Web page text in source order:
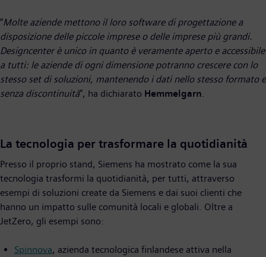
“Molte aziende mettono il loro software di progettazione a
disposizione delle piccole imprese o delle imprese più grandi.
Designcenter è unico in quanto è veramente aperto e accessibile
a tutti: le aziende di ogni dimensione potranno crescere con lo
stesso set di soluzioni, mantenendo i dati nello stesso formato e
senza discontinuità”, ha dichiarato Hemmelgarn
La tecnologia per trasformare la quotidianità
Presso il proprio stand, Siemens ha mostrato come la sua
tecnologia trasformi la quotidianità, per tutti, attraverso
esempi di soluzioni create da Siemens e dai suoi clienti che
hanno un impatto sulle comunità locali e globali. Oltre a
JetZero, gli esempi sono:
Spinnova, azienda tecnologica finlandese attiva nella